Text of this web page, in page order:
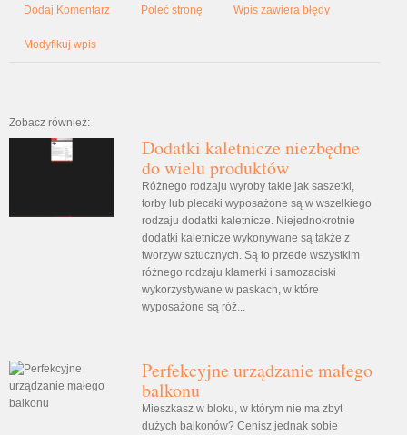
Dodaj Komentarz Poleć stronę Wpis zawiera błędy
Modyfikuj wpis
Zobacz również:
Dodatki kaletnicze niezbędne
do wielu produktów
Różnego rodzaju wyroby takie jak saszetki,
torby lub plecaki wyposażone są w wszelkiego
rodzaju dodatki kaletnicze. Niejednokrotnie
dodatki kaletnicze wykonywane są także z
tworzyw sztucznych. Są to przede wszystkim
różnego rodzaju klamerki i samozaciski
wykorzystywane w paskach, w które
wyposażone są róż...
Perfekcyjne urządzanie małego
balkonu
Mieszkasz w bloku, w którym nie ma zbyt
dużych balkonów? Cenisz jednak sobie